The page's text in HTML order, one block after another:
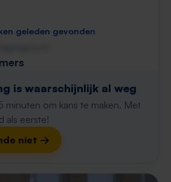
geleden gevonden
is waarschijnlijk al weg
minuten om kans te maken. Met
als eerste!
niet →